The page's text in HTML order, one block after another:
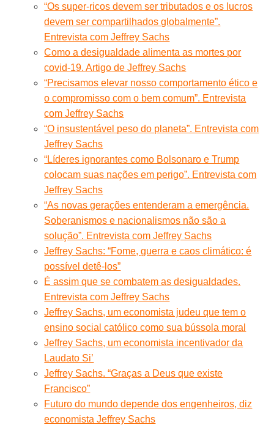
“Os super-ricos devem ser tributados e os lucros
devem ser compartilhados globalmente”.
Entrevista com Jeffrey Sachs
Como a desigualdade alimenta as mortes por
covid-19. Artigo de Jeffrey Sachs
“Precisamos elevar nosso comportamento ético e
o compromisso com o bem comum”. Entrevista
com Jeffrey Sachs
“O insustentável peso do planeta”. Entrevista com
Jeffrey Sachs
“Líderes ignorantes como Bolsonaro e Trump
colocam suas nações em perigo”. Entrevista com
Jeffrey Sachs
“As novas gerações entenderam a emergência.
Soberanismos e nacionalismos não são a
solução”. Entrevista com Jeffrey Sachs
Jeffrey Sachs: “Fome, guerra e caos climático: é
possível detê-los”
É assim que se combatem as desigualdades.
Entrevista com Jeffrey Sachs
Jeffrey Sachs, um economista judeu que tem o
ensino social católico como sua bússola moral
Jeffrey Sachs, um economista incentivador da
Laudato Si’
Jeffrey Sachs. “Graças a Deus que existe
Francisco”
Futuro do mundo depende dos engenheiros, diz
economista Jeffrey Sachs